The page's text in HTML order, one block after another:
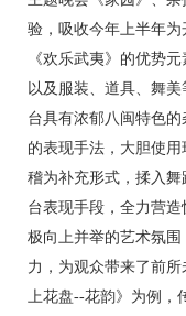
验，吸收今年上半年
《欢乐武夷》的优势
以及服装、道具、舞
台具有浓郁八闽特色
的表现手法，大胆使
稽为补充形式，揉入
台表现手段，全力营
极向上并举的艺术氛
力，为观众带来了前
上花盘--花韵》为例，